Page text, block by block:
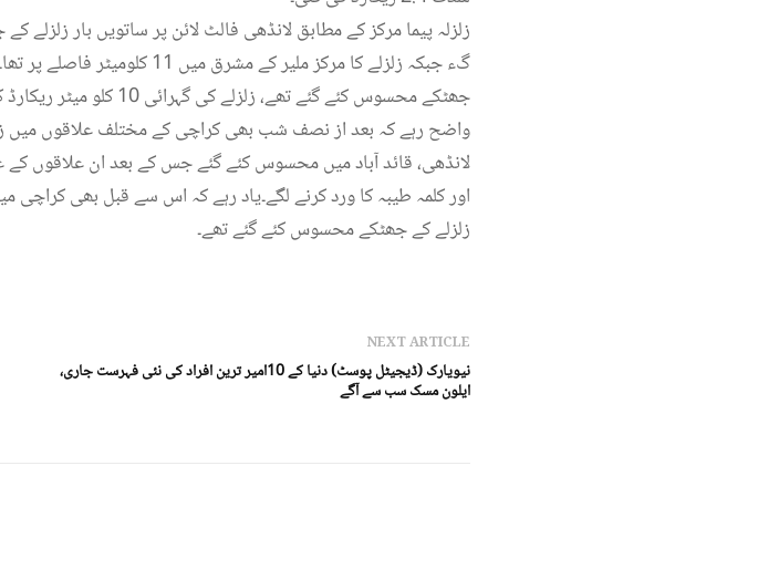
جھٹکے محسوس کئے گئے تھے، زلزلے کی گہرائی 10 کلو میٹر ریکارڈ کی گئی، زلزلے کا مرکز کراچی کے علاقے قائد آباد کے نزدیک تھا۔
واضح رہے کہ بعد از نصف شب بھی کراچی کے مختلف علاقوں میں
لانڈھی، قائد آباد میں محسوس کئے گئے جس کے بعد ان علاقوں
زلزلے کے جھٹکے محسوس کئے گئے تھے۔
NEXT ARTICLE
نیویارک (ڈیجیٹل پوسٹ) دنیا کے 10امیر ترین افراد کی نئی فہرست جاری،
ایلون مسک سب سے آگے